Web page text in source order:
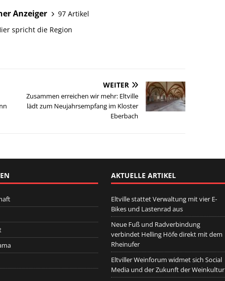
Anzeiger
97 Artikel
spricht die Region
WEITER
Zusammen erreichen wir mehr: Eltville
lädt zum Neujahrsempfang im Kloster
Eberbach
AKTUELLE ARTIKEL
Eltville stattet Verwaltung mit vier E-
Bikes und Lastenrad aus
Neue Fuß und Radverbindung
verbindet Helling Höfe direkt mit dem
Rheinufer
Eltviller Weinforum widmet sich Social
Media und der Zukunft der Weinkultur